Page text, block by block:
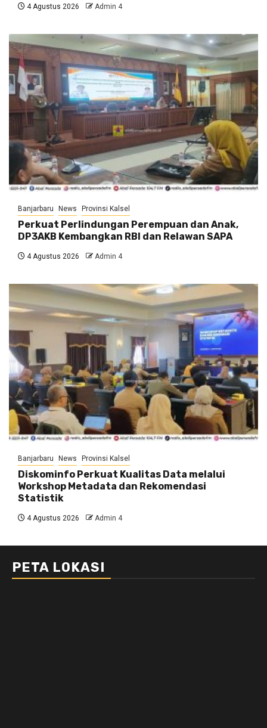
4 Agustus 2026 Admin 4
Banjarbaru News Provinsi Kalsel
Perkuat Perlindungan Perempuan dan Anak,
DP3AKB Kembangkan RBI dan Relawan SAPA
4 Agustus 2026 Admin 4
Banjarbaru News Provinsi Kalsel
Diskominfo Perkuat Kualitas Data melalui
Workshop Metadata dan Rekomendasi
Statistik
4 Agustus 2026 Admin 4
PETA LOKASI